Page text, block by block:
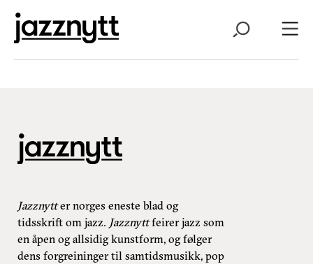
Jazznytter norges eneste blad og
tidsskrift om jazz. Jazznyttfeirer jazz som
en åpen og allsidig kunstform, og følger
dens forgreininger til samtidsmusikk, pop